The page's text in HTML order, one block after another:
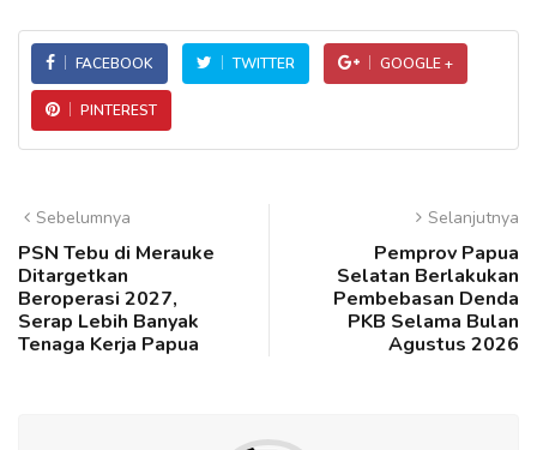
FACEBOOK TWITTER GOOGLE +
PINTEREST
Sebelumnya
PSN Tebu di Merauke
Ditargetkan
Beroperasi 2027,
Serap Lebih Banyak
Tenaga Kerja Papua
Selanjutnya
Pemprov Papua
Selatan Berlakukan
Pembebasan Denda
PKB Selama Bulan
Agustus 2026